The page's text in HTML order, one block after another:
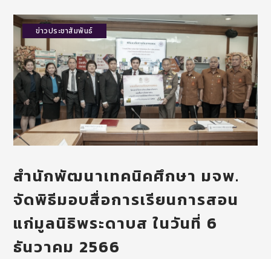
ข่าวประชาสัมพันธ์
สำนักพัฒนาเทคนิคศึกษา มจพ.
จัดพิธีมอบสื่อการเรียนการสอน
แก่มูลนิธิพระดาบส ในวันที่ 6
ธันวาคม 2566